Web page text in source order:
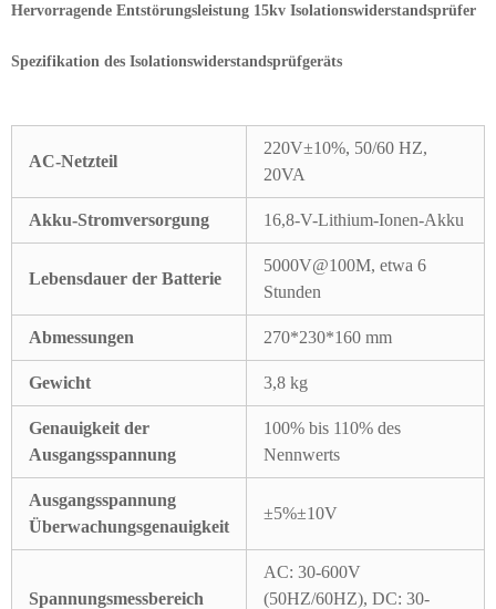
Hervorragende Entstörungsleistung 15kv Isolationswiderstandsprüfer
Spezifikation des Isolationswiderstandsprüfgeräts
AC-Netzteil
220V±10%, 50/60 HZ,
20VA
Akku-Stromversorgung 16,8-V-Lithium-Ionen-Akku
Lebensdauer der Batterie
5000V@100M, etwa 6
Stunden
Abmessungen 270*230*160 mm
Gewicht 3,8 kg
Genauigkeit der
Ausgangsspannung
100% bis 110% des
Nennwerts
Ausgangsspannung
Überwachungsgenauigkeit
±5%±10V
Spannungsmessbereich
AC: 30-600V
(50HZ/60HZ), DC: 30-